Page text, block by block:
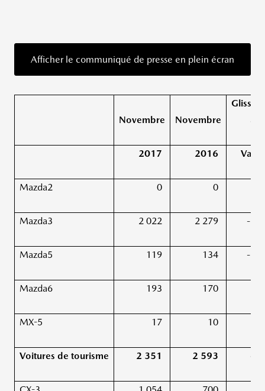
Afficher le communiqué de presse en plein écran
Novembre Novembre
2017 2016
Mazda2 0 0
Mazda3 2 022 2 279 -
Mazda5 119 134 -
Mazda6 193 170
MX-5 17 10
Voitures de tourisme 2 351 2 593 -